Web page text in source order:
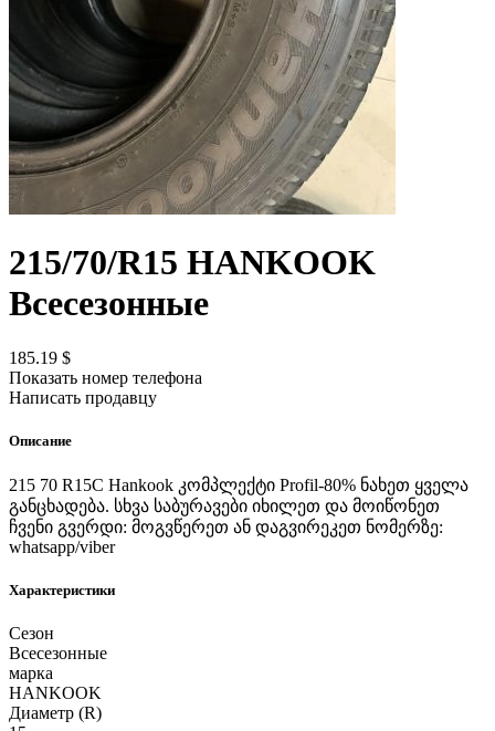
215/70/R15 HANKOOK
Всесезонные
185.19 $
Показать номер телефона
Написать продавцу
Описание
215 70 R15C Hankook კომპლექტი Profil-80% ნახეთ ყველა
განცხადება. სხვა საბურავები იხილეთ და მოიწონეთ
ჩვენი გვერდი: მოგვწერეთ ან დაგვირეკეთ ნომერზე:
whatsapp/viber
Характеристики
Сезон
Всесезонные
марка
HANKOOK
Диаметр (R)